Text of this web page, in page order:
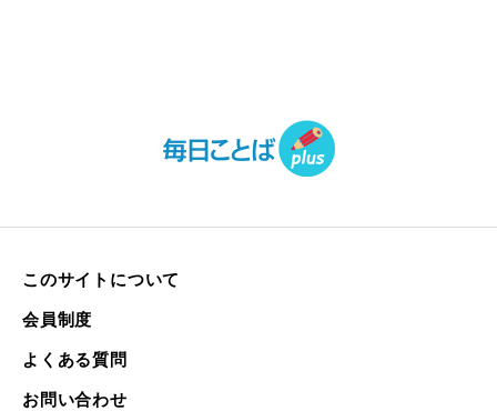
このサイトについて
会員制度
よくある質問
お問い合わせ